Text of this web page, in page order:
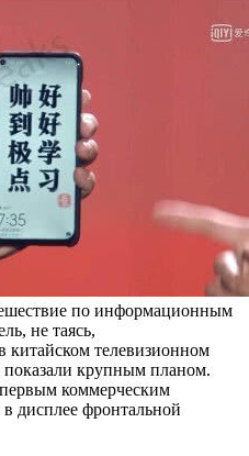
по информационным
не таясь,
китайском телевизионном
показали крупным планом.
коммерческим
дисплее фронтальной